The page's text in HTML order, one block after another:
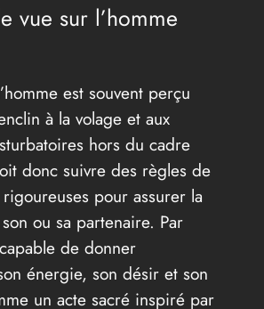
vue sur l’homme
est souvent perçu
à la volage et aux
hors du cadre
donc suivre des règles de
pour assurer la
ou sa partenaire. Par
de donner
énergie, son désir et son
un acte sacré inspiré par